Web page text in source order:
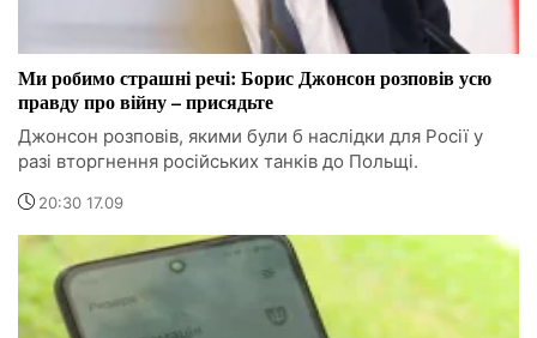
Ми робимо страшні речі: Борис Джонсон розповів усю
правду про війну – присядьте
Джонсон розповів, якими були б наслідки для Росії у
разі вторгнення російських танків до Польщі.
20:30 17.09